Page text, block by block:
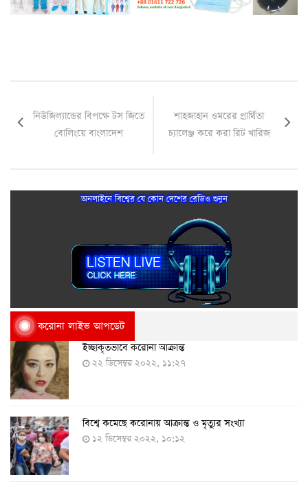
নিউজিল্যান্ডের বিপক্ষে টস জিতে
বোলিংয়ে বাংলাদেশ
শাহজাহান ওমরের প্রার্থিতা
চ্যালেঞ্জ করে করা রিট খারিজ
অনলাইনে বিশ্বের যে কোন দেশের রেডিও শুনুন
করোনা লাইভ আপডেট
ইচ্ছাকৃতভাবে করোনা আক্রান্ত
২২ ডিসেম্বর ২০২২, ১১:২৭
বিশ্বে কমেছে করোনায় আক্রান্ত ও মৃত্যুর সংখ্যা
১২ ডিসেম্বর ২০২২, ১০:১২